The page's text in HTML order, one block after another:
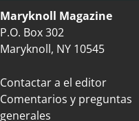
Maryknoll Magazine
P.O. Box 302
Maryknoll, NY 10545
Contactar a el editor
Comentarios y preguntas
generales